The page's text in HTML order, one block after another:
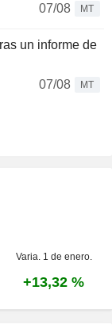
07/08
MT
un informe de
07/08
MT
Varia. 1 de enero.
+13,32 %